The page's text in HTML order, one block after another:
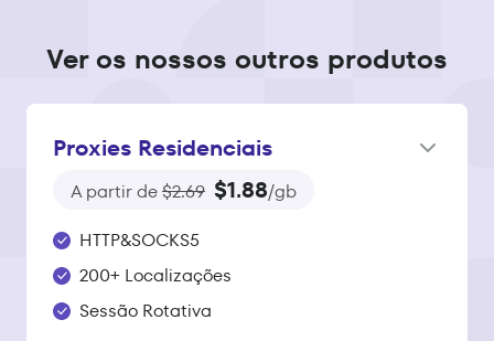
Ver os nossos outros produtos
Proxies Residenciais
A partir de$2.69 $1.88/gb
HTTP&SOCKS5
200+ Localizações
Sessão Rotativa